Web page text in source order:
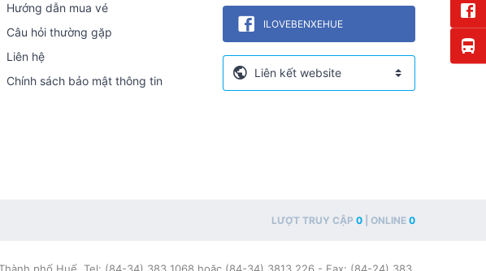
Hướng dẫn mua vé
Câu hỏi thường gặp
Liên hệ
Chính sách bảo mật thông tin
ILOVEBENXEHUE
LƯỢT TRUY CẬP 0 | ONLINE 0
phố Huế. Tel: (84-34) 383 1068 hoặc (84-34) 3813 226 - Fax: (84-24) 383